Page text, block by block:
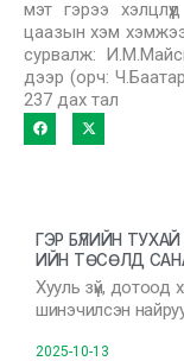
мэт гэрээ
цаазын хэм
сурвалж:
дээр (орч:
237 дах тал
ГЭР БҮЛИЙН
ИЙН ТӨСӨЛД
Хууль зүй, дотоод
шинэчилсэн
2025-10-13